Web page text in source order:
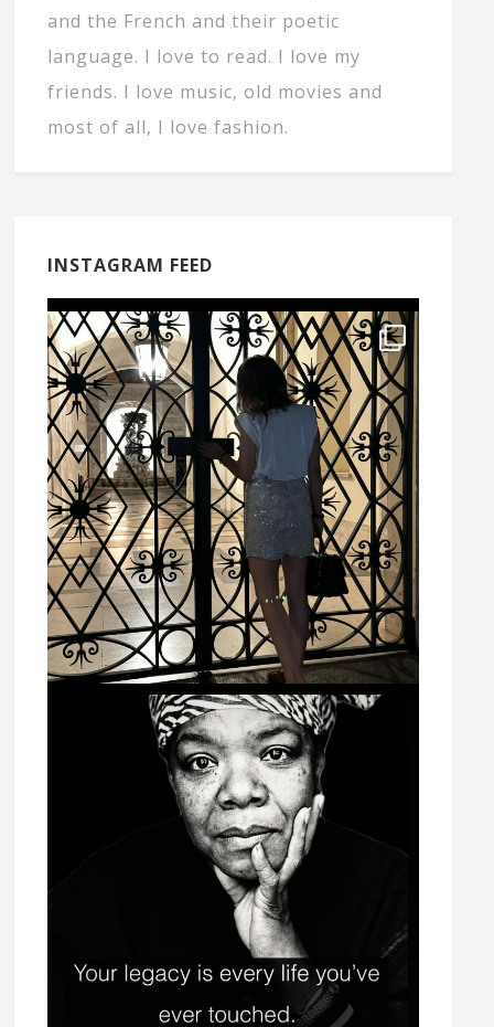
and the French and their poetic
language. I love to read. I love my
friends. I love music, old movies and
most of all, I love fashion.
INSTAGRAM FEED